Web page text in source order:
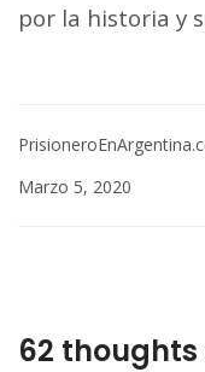
por la historia y
Marzo 5, 2020
62 thoughts